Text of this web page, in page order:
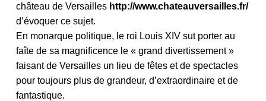
château de Versailles http://www.chateauversailles.fr/
d’évoquer ce sujet.
En monarque politique, le roi Louis XIV sut porter au
faîte de sa magnificence le « grand divertissement »
faisant de Versailles un lieu de fêtes et de spectacles
pour toujours plus de grandeur, d’extraordinaire et de
fantastique.